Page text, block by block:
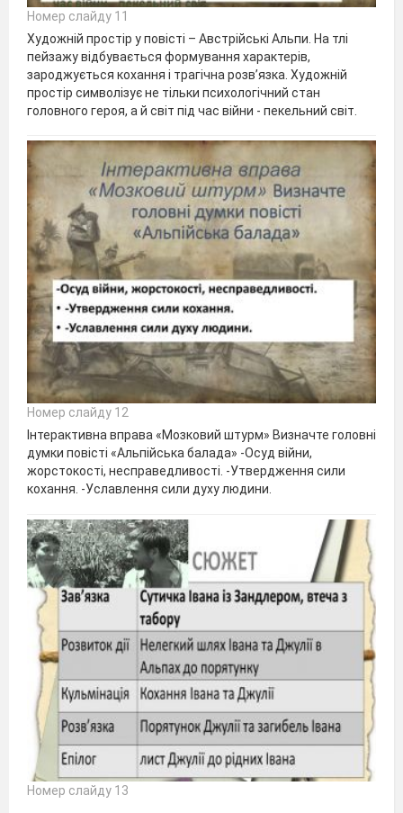
Номер слайду 11
Художній простір у повісті – Австрійські Альпи. На тлі
пейзажу відбувається формування характерів,
зароджується кохання і трагічна розв’язка. Художній
простір символізує не тільки психологічний стан
головного героя, а й світ під час війни - пекельний світ.
Номер слайду 12
Інтерактивна вправа «Мозковий штурм» Визначте головні
думки повісті «Альпійська балада» -Осуд війни,
жорстокості, несправедливості. -Утвердження сили
кохання. -Уславлення сили духу людини.
Номер слайду 13